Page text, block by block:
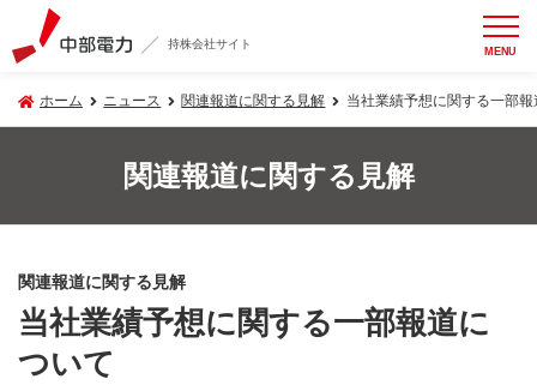
持株会社サイト MENU
ホーム ニュース 関連報道に関する見解 当社業績予想に関する一部
関連報道に関する見解
関連報道に関する見解
当社業績予想に関する一部報道に
ついて